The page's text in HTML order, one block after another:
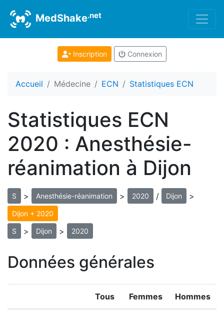
MedShake.net
Inscription Connexion
Accueil Médecine ECN Statistiques ECN
Statistiques ECN
2020 : Anesthésie-
réanimation à Dijon
S > Anesthésie-réanimation > 2020 / Dijon >
Dijon + 2020
S > Dijon > 2020
Données générales
Tous Femmes Hommes